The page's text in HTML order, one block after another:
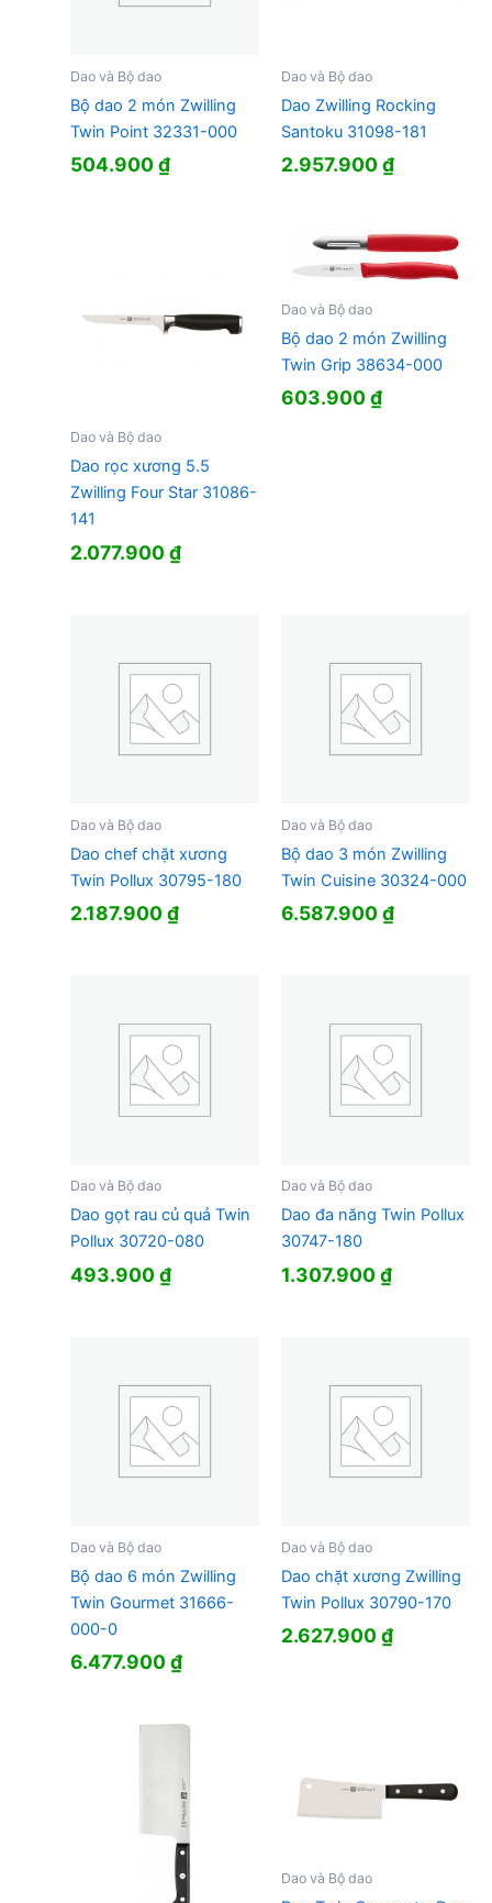
Dao và Bộ dao
Bộ dao 2 món Zwilling
Twin Point 32331-000
504.900₫
Dao và Bộ dao
Dao Zwilling Rocking
Santoku 31098-181
2.957.900₫
Dao và Bộ dao
Dao rọc xương 5.5
Zwilling Four Star 31086-
141
2.077.900₫
Dao và Bộ dao
Bộ dao 2 món Zwilling
Twin Grip 38634-000
603.900₫
Dao và Bộ dao
Dao chef chặt xương
Twin Pollux 30795-180
2.187.900₫
Dao và Bộ dao
Bộ dao 3 món Zwilling
Twin Cuisine 30324-000
6.587.900₫
Dao và Bộ dao
Dao gọt rau củ quả Twin
Pollux 30720-080
493.900₫
Dao và Bộ dao
Dao đa năng Twin Pollux
30747-180
1.307.900₫
Dao và Bộ dao
Bộ dao 6 món Zwilling
Twin Gourmet 31666-
000-0
6.477.900₫
Dao và Bộ dao
Dao chặt xương Zwilling
Twin Pollux 30790-170
2.627.900₫
Dao và Bộ dao